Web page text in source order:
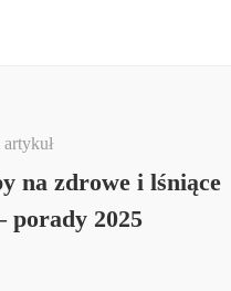
na zdrowe i lśniące
porady 2025